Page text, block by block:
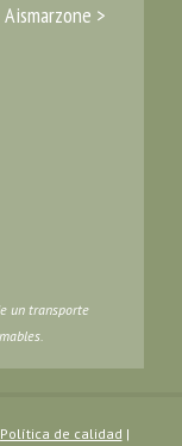
>
un transporte
Política de calidad |